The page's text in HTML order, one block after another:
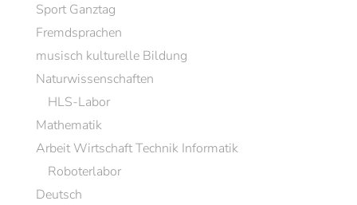
Sport Ganztag
Fremdsprachen
musisch kulturelle Bildung
Naturwissenschaften
HLS-Labor
Mathematik
Arbeit Wirtschaft Technik Informatik
Roboterlabor
Deutsch